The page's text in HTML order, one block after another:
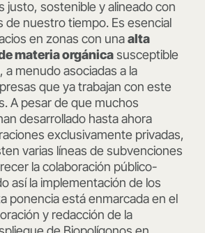
justo, sostenible y alineado con
de nuestro tiempo. Es esencial
en zonas con unaalta
materia orgánicasusceptible
a menudo asociadas a la
que ya trabajan con este
A pesar de que muchos
desarrollado hasta ahora
exclusivamente privadas,
varias líneas de subvenciones
la colaboración público-
así la implementación de los
ponencia está enmarcada en el
y redacción de la